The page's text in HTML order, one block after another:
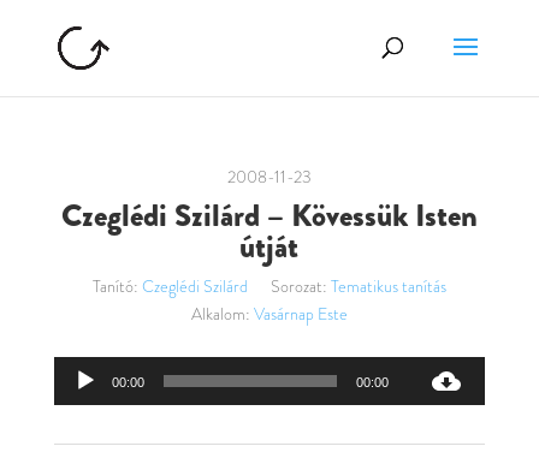
2008-11-23
Czeglédi Szilárd – Kövessük Isten
útját
Tanító: Czeglédi Szilárd Sorozat: Tematikus tanítás
Alkalom: Vasárnap Este
Audió
00:00 00:00